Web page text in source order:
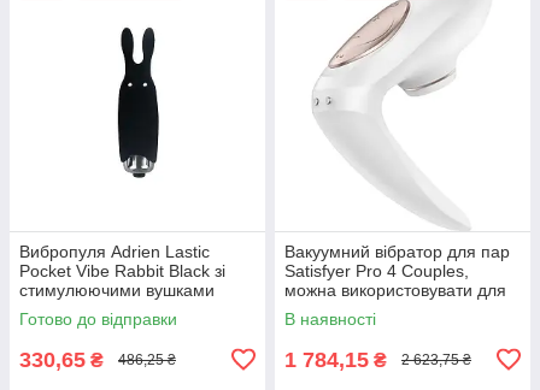
Вибропуля Adrien Lastic
Pocket Vibe Rabbit Black зі
стимулюючими вушками
777Store.com.ua
Готово до відправки
330,65 ₴ 486,25 ₴
Вакуумний вібратор для пар
Satisfyer Pro 4 Couples,
можна використовувати для
сексу у парі 777Store.com.ua
В наявності
1 784,15 ₴ 2 623,75 ₴